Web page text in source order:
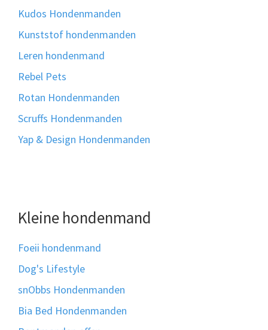
Kudos Hondenmanden
Kunststof hondenmanden
Leren hondenmand
Rebel Pets
Rotan Hondenmanden
Scruffs Hondenmanden
Yap & Design Hondenmanden
Kleine hondenmand
Foeii hondenmand
Dog's Lifestyle
snObbs Hondenmanden
Bia Bed Hondenmanden